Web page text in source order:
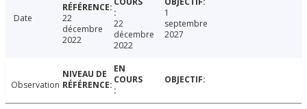
Date
22
décembre
2022
22
décembre
2022
1
septembre
2027
Observation